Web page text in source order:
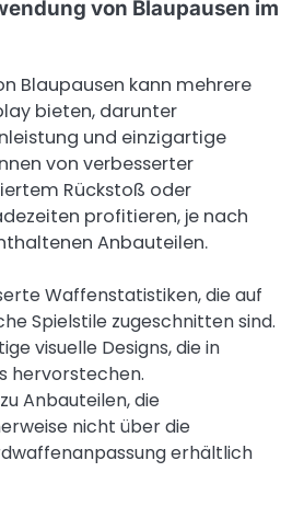
von Blaupausen im
Blaupausen kann mehrere
bieten, darunter
und einzigartige
von verbesserter
Rückstoß oder
profitieren, je nach
Anbauteilen.
Waffenstatistiken, die auf
Spielstile zugeschnitten sind.
visuelle Designs, die in
hervorstechen.
Anbauteilen, die
nicht über die
erhältlich